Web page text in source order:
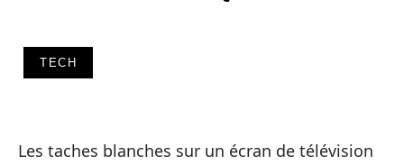
TECH
Les taches blanches sur un écran de télévision